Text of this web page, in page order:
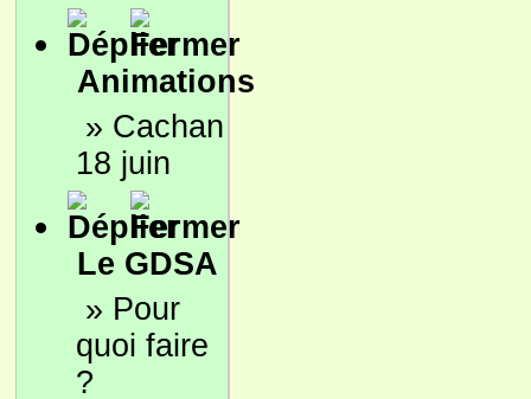
Animations
» Cachan
18 juin
Le GDSA
» Pour
quoi faire
?